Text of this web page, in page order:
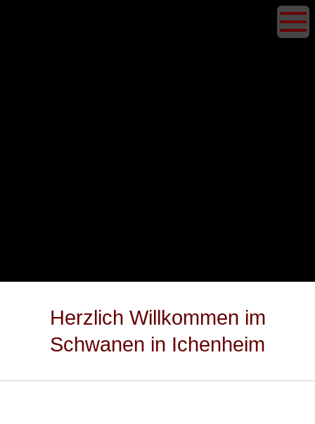
Herzlich Willkommen im
Schwanen in Ichenheim